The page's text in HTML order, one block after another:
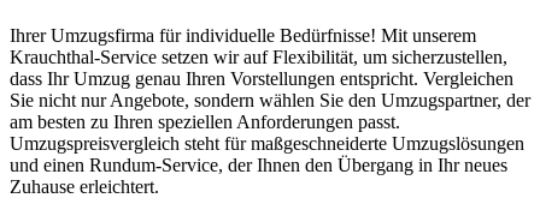
Ihrer Umzugsfirma für individuelle Bedürfnisse! Mit unserem
Krauchthal-Service setzen wir auf Flexibilität, um sicherzustellen,
dass Ihr Umzug genau Ihren Vorstellungen entspricht. Vergleichen
Sie nicht nur Angebote, sondern wählen Sie den Umzugspartner, der
am besten zu Ihren speziellen Anforderungen passt.
Umzugspreisvergleich steht für maßgeschneiderte Umzugslösungen
und einen Rundum-Service, der Ihnen den Übergang in Ihr neues
Zuhause erleichtert.